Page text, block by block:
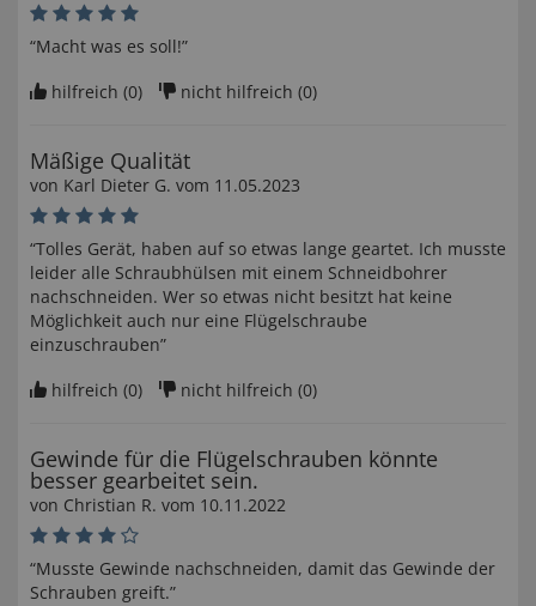
“Macht was es soll!”
hilfreich (0) nicht hilfreich (0)
Mäßige Qualität
von Karl Dieter G. vom 11.05.2023
“Tolles Gerät, haben auf so etwas lange geartet. Ich musste
leider alle Schraubhülsen mit einem Schneidbohrer
nachschneiden. Wer so etwas nicht besitzt hat keine
Möglichkeit auch nur eine Flügelschraube
einzuschrauben”
hilfreich (0) nicht hilfreich (0)
Gewinde für die Flügelschrauben könnte
besser gearbeitet sein.
von Christian R. vom 10.11.2022
“Musste Gewinde nachschneiden, damit das Gewinde der
Schrauben greift.”